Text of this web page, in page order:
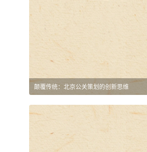
颠覆传统：北京公关策划的创新思维